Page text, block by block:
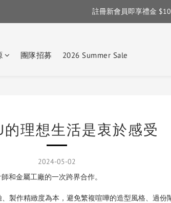
註冊新會員即享禮金
完成訂單後留下評論！即享點數和
團隊招募 2026 Summer Sale
的理想生活是衷於感受
2024-05-02
和金屬工廠的一次跨界合作。
製作精緻度為本，避免繁複喧嘩的造型風格、過